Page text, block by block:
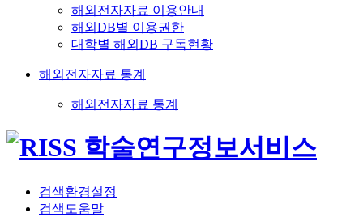
해외전자자료 이용안내
해외DB별 이용권한
대학별 해외DB 구독현황
해외전자자료 통계
해외전자자료 통계
검색환경설정
검색도움말